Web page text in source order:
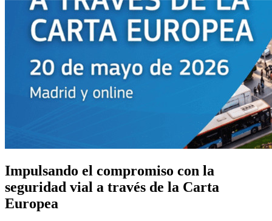
Impulsando el compromiso con la
seguridad vial a través de la Carta
Europea